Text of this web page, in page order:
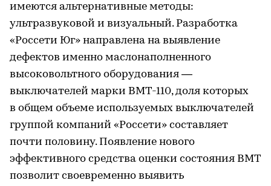
имеются альтернативные методы:
ультразвуковой и визуальный. Разработка
«Россети Юг» направлена на выявление
дефектов именно маслонаполненного
высоковольтного оборудования —
выключателей марки ВМТ-110, доля которых
в общем объеме используемых выключателей
группой компаний «Россети» составляет
почти половину. Появление нового
эффективного средства оценки состояния ВМТ
позволит своевременно выявить